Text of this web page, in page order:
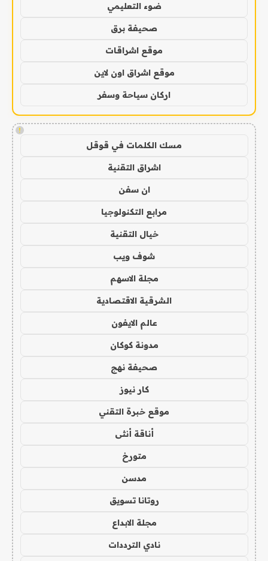
ضوء التعليمي
صحيفة برق
موقع اشراقات
موقع اشراق اون لاين
اركان سياحة وسفر
!
مسك الكلمات في قوقل
اشراق التقنية
ان سفن
مرابع التكنولوجيا
خيال التقنية
شوف ويب
مجلة الاسهم
الشرقية الاقتصادية
عالم الايفون
مدونة كوكان
صحيفة نهج
كار نيوز
موقع خبرة التقني
أناقة أنثى
متورخ
مدسن
روتانا تسويق
مجلة الابداع
نادي الترددات